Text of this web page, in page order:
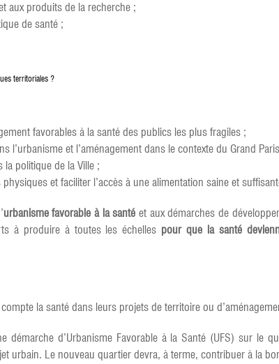
aux produits de la recherche ;
de santé ;
territoriales ?
favorables à la santé des publics les plus fragiles ;
l’urbanisme et l’aménagement dans le contexte du Grand
la politique de la Ville ;
et faciliter l’accès à une alimentation saine et
urbanisme favorable à la santé et aux démarches de
à produire à toutes les échelles pour que la santé
la santé dans leurs projets de territoire ou
démarche d’Urbanisme Favorable à la Santé (UFS) sur le
urbain. Le nouveau quartier devra, à terme, contribuer à la